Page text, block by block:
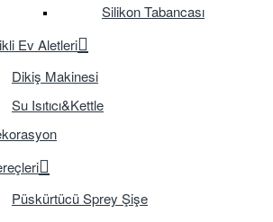
Silikon Tabancası
Ev Aletleri
Dikiş Makinesi
Su Isıtıcı&Kettle
Püskürtücü Sprey Şişe